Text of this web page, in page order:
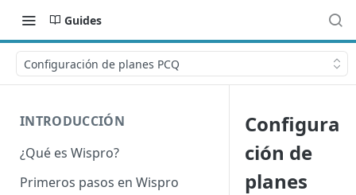
Guides
Configuración de planes PCQ
INTRODUCCIÓN
¿Qué es Wispro?
Primeros pasos en Wispro
Configura
ción de
planes